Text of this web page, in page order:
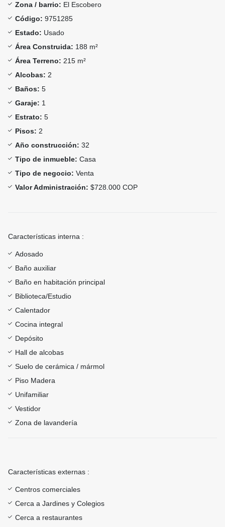
Zona / barrio: El Escobero
Código: 9751285
Estado: Usado
Área Construida: 188 m²
Área Terreno: 215 m²
Alcobas: 2
Baños: 5
Garaje: 1
Estrato: 5
Pisos: 2
Año construcción: 32
Tipo de inmueble: Casa
Tipo de negocio: Venta
Valor Administración: $728.000 COP
Características interna :
Adosado
Baño auxiliar
Baño en habitación principal
Biblioteca/Estudio
Calentador
Cocina integral
Depósito
Hall de alcobas
Suelo de cerámica / mármol
Piso Madera
Unifamiliar
Vestidor
Zona de lavandería
Características externas :
Centros comerciales
Cerca a Jardines y Colegios
Cerca a restaurantes